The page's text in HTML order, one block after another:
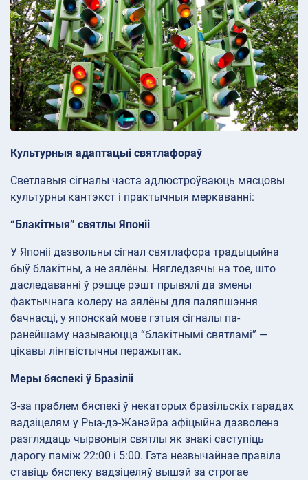
Культурныя адаптацыі святлафораў
Светлавыя сігналы часта адлюстроўваюць мясцовы
культурны кантэкст і практычныя меркаванні:
“Блакітныя” святлы Японіі
У Японіі дазвольны сігнал святлафора традыцыйна
быў блакітны, а не зялёны. Нягледзячы на тое, што
даследаванні ў рэшце рэшт прывялі да змены
фактычнага колеру на зялёны для паляпшэння
бачнасці, у японскай мове гэтыя сігналы па-
ранейшаму называюцца “блакітнымі святламі” —
цікавы лінгвістычны перажытак.
Меры бяспекі ў Бразіліі
З-за праблем бяспекі ў некаторых бразільскіх гарадах
вадзіцелям у Рыа-дэ-Жанэйра афіцыйна дазволена
разглядаць чырвоныя святлы як знакі саступіць
дарогу паміж 22:00 і 5:00. Гэта незвычайнае правіла
ставіць бяспеку вадзіцеляў вышэй за строгае